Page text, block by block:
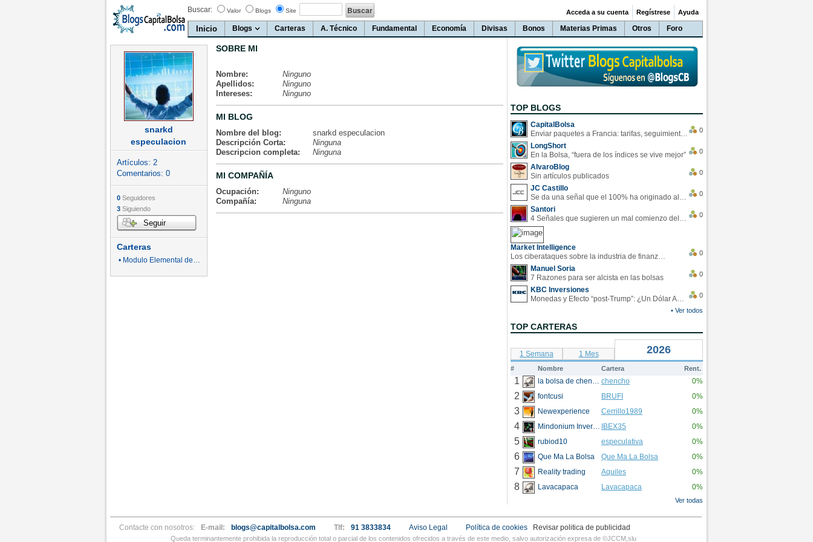
Buscar: Valor Blogs Site
Inicio Blogs Carteras A. Técnico Fundamental Economía Divisas Bonos Materias Primas Otros Foro
Acceda a su cuenta Regístrese Ayuda
snarkd
especulacion
Artículos: 2
Comentarios: 0
0 Seguidores
3 Siguiendo
Seguir
Carteras
• Modulo Elemental de Elliot
SOBRE MI
Nombre:
Ninguno
Apellidos:
Ninguno
Intereses:
Ninguno
MI BLOG
Nombre del blog:
snarkd especulacion
Descripción Corta:
Ninguna
Descripcion completa:
Ninguna
MI COMPAÑÍA
Ocupación:
Ninguno
Compañía:
Ninguna
TOP BLOGS
CapitalBolsa
Enviar paquetes a Francia: tarifas, seguimiento y ventajas destacadas
0
LongShort
En la Bolsa, “fuera de los índices se vive mejor”
0
AlvaroBlog
Sin artículos publicados
0
JC Castillo
Se da una señal que el 100% ha originado alzas en las bolsas
0
Santori
4 Señales que sugieren un mal comienzo del 3T de la economía EEUU
0
Market Intelligence
Los ciberataques sobre la industria de finanzas se han duplicado este año
0
Manuel Soria
7 Razones para ser alcista en las bolsas
0
KBC Inversiones
Monedas y Efecto “post-Trump”: ¿Un Dólar Americano operando en rangos?
0
• Ver todos
TOP CARTERAS
1 Semana 1 Mes 2026
# Nombre Cartera Rent.
1 la bolsa de chencho chencho 0%
2 fontcusi BRUFI 0%
3 Newexperience Cerrillo1989 0%
4 Mindonium Inversions IBEX35 0%
5 rubiod10 especulativa 0%
6 Que Ma La Bolsa Que Ma La Bolsa 0%
7 Reality trading Aquiles 0%
8 Lavacapaca Lavacapaca 0%
Ver todas
Contacte con nosotros: E-mail: blogs@capitalbolsa.com Tlf: 91 3833834 Aviso Legal Revisar politica de publicidad
Política de cookies
Queda terminantemente prohibida la reproducción total o parcial de los contenidos ofrecidos a través de este medio, salvo autorización expresa de ©JCCM,slu